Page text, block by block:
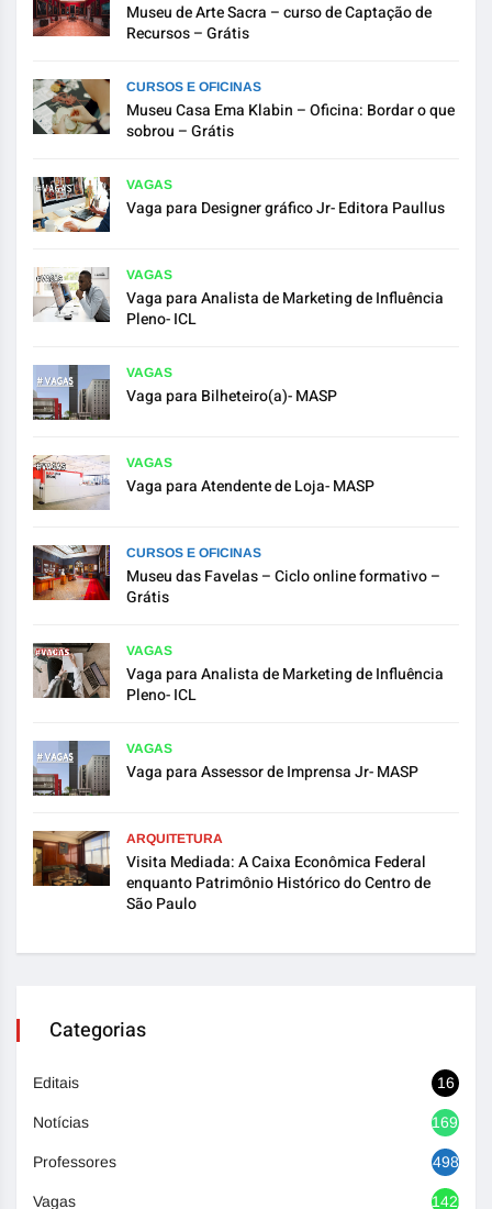
Museu de Arte Sacra – curso de Captação de
Recursos – Grátis
CURSOS E OFICINAS
Museu Casa Ema Klabin – Oficina: Bordar o que
sobrou – Grátis
VAGAS
Vaga para Designer gráfico Jr- Editora Paullus
VAGAS
Vaga para Analista de Marketing de Influência
Pleno- ICL
VAGAS
Vaga para Bilheteiro(a)- MASP
VAGAS
Vaga para Atendente de Loja- MASP
CURSOS E OFICINAS
Museu das Favelas – Ciclo online formativo –
Grátis
VAGAS
Vaga para Analista de Marketing de Influência
Pleno- ICL
VAGAS
Vaga para Assessor de Imprensa Jr- MASP
ARQUITETURA
Visita Mediada: A Caixa Econômica Federal
enquanto Patrimônio Histórico do Centro de
São Paulo
Categorias
Editais 16
Notícias 1692
Professores 498
Vagas 1420